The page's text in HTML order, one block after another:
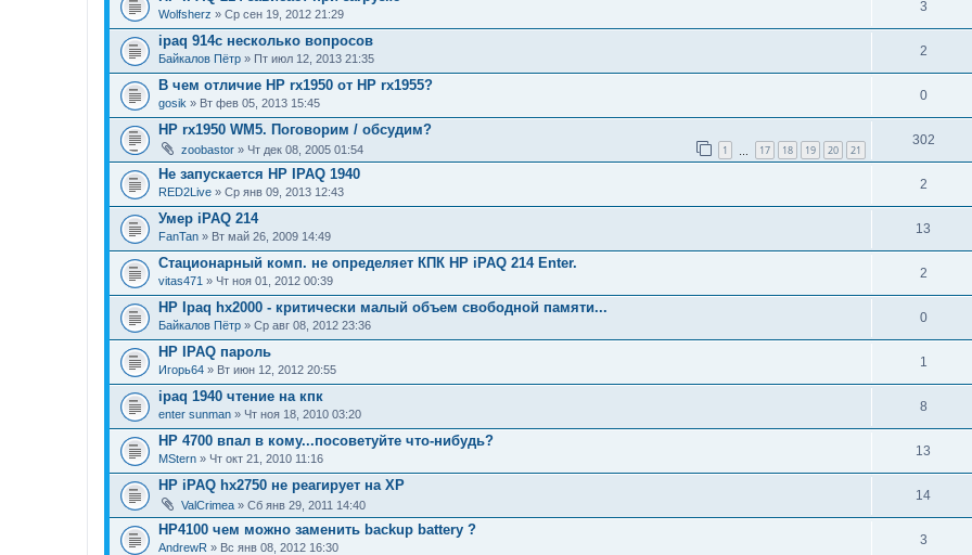
Wolfsherz » Ср сен 19, 2012 21:29
3
ipaq 914c несколько вопросов
Байкалов Пётр » Пт июл 12, 2013 21:35
2
В чем отличие HP rx1950 от HP rx1955?
gosik » Вт фев 05, 2013 15:45
0
HP rx1950 WM5. Поговорим / обсудим?
zoobastor » Чт дек 08, 2005 01:54 1 17 18 19 20 21
302
Не запускается HP IPAQ 1940
RED2Live » Ср янв 09, 2013 12:43
2
Умер iPAQ 214
FanTan » Вт май 26, 2009 14:49
13
Стационарный комп. не определяет КПК HP iPAQ 214 Enter.
vitas471 » Чт ноя 01, 2012 00:39
2
HP Ipaq hx2000 - критически малый объем свободной памяти...
Байкалов Пётр » Ср авг 08, 2012 23:36
0
HP IPAQ пароль
Игорь64 » Вт июн 12, 2012 20:55
1
ipaq 1940 чтение на кпк
enter sunman » Чт ноя 18, 2010 03:20
8
HP 4700 впал в кому...посоветуйте что-нибудь?
MStern » Чт окт 21, 2010 11:16
13
HP iPAQ hx2750 не реагирует на ХР
ValCrimea » Сб янв 29, 2011 14:40
14
HP4100 чем можно заменить backup battery ?
AndrewR » Вс янв 08, 2012 16:30
3